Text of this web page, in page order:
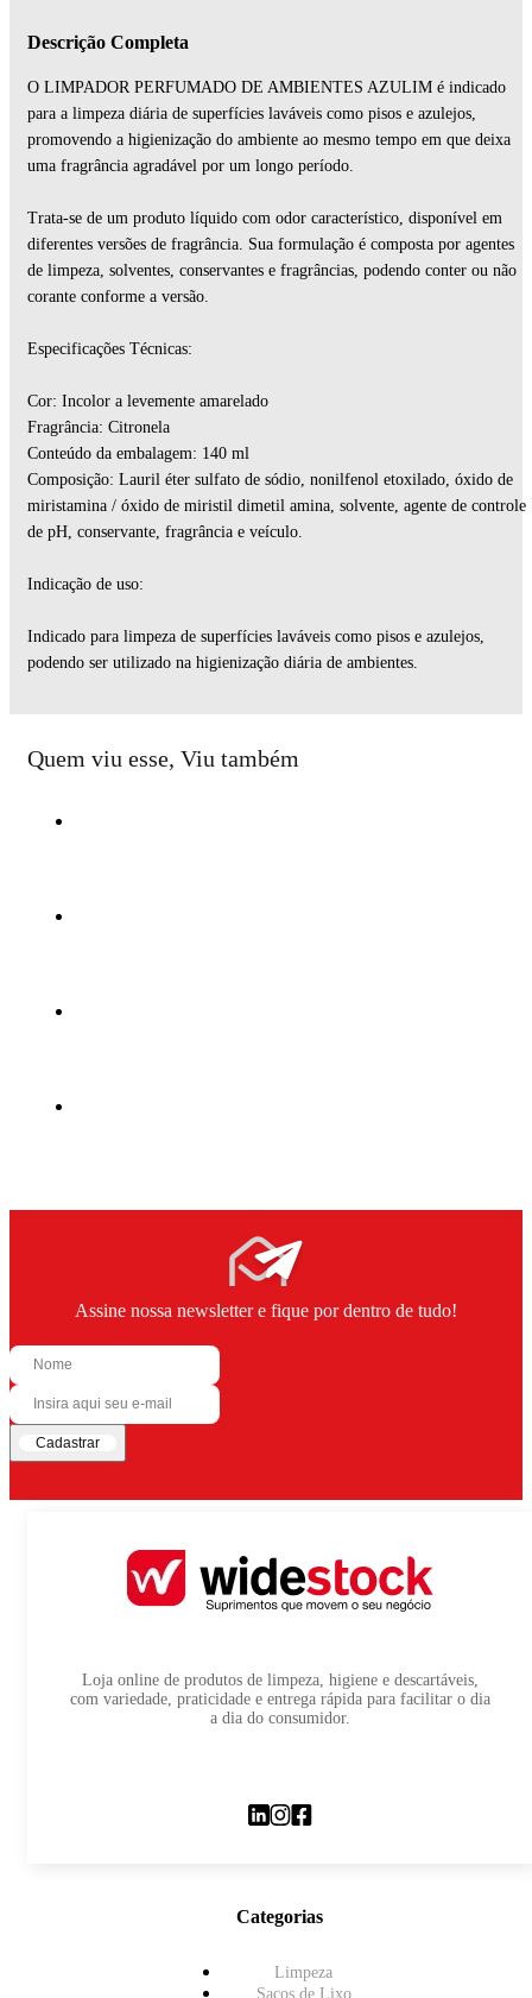
Descrição Completa
O LIMPADOR PERFUMADO DE AMBIENTES AZULIM é indicado
para a limpeza diária de superfícies laváveis como pisos e azulejos,
promovendo a higienização do ambiente ao mesmo tempo em que deixa
uma fragrância agradável por um longo período.
Trata-se de um produto líquido com odor característico, disponível em
diferentes versões de fragrância. Sua formulação é composta por agentes
de limpeza, solventes, conservantes e fragrâncias, podendo conter ou não
corante conforme a versão.
Especificações Técnicas:
Cor: Incolor a levemente amarelado
Fragrância: Citronela
Conteúdo da embalagem: 140 ml
Composição: Lauril éter sulfato de sódio, nonilfenol etoxilado, óxido de
miristamina / óxido de miristil dimetil amina, solvente, agente de controle
de pH, conservante, fragrância e veículo.
Indicação de uso:
Indicado para limpeza de superfícies laváveis como pisos e azulejos,
podendo ser utilizado na higienização diária de ambientes.
Quem viu esse, Viu também
Assine nossa newsletter e fique por dentro de tudo!
Cadastrar
Loja online de produtos de limpeza, higiene e descartáveis,
com variedade, praticidade e entrega rápida para facilitar o dia
a dia do consumidor.
Categorias
Limpeza
Sacos de Lixo